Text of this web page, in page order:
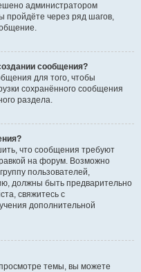
администратором
пройдёте через ряд шагов,
сообщения?
для того, чтобы
сохранённого сообщения
раздела.
что сообщения требуют
на форум. Возможно
пользователей,
должны быть предварительно
свяжитесь с
дополнительной
темы, вы можете